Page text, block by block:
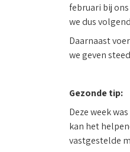
februari bij
we dus
Daarnaast
we geven
Gezonde tip:
Deze week
kan het
vastgestelde